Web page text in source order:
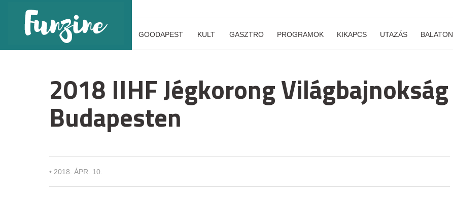
GOODAPEST KULT GASZTRO PROGRAMOK KIKAPCS UTAZÁS BALATON
2018 IIHF Jégkorong Világbajnokság
Budapesten
• 2018. ÁPR. 10.